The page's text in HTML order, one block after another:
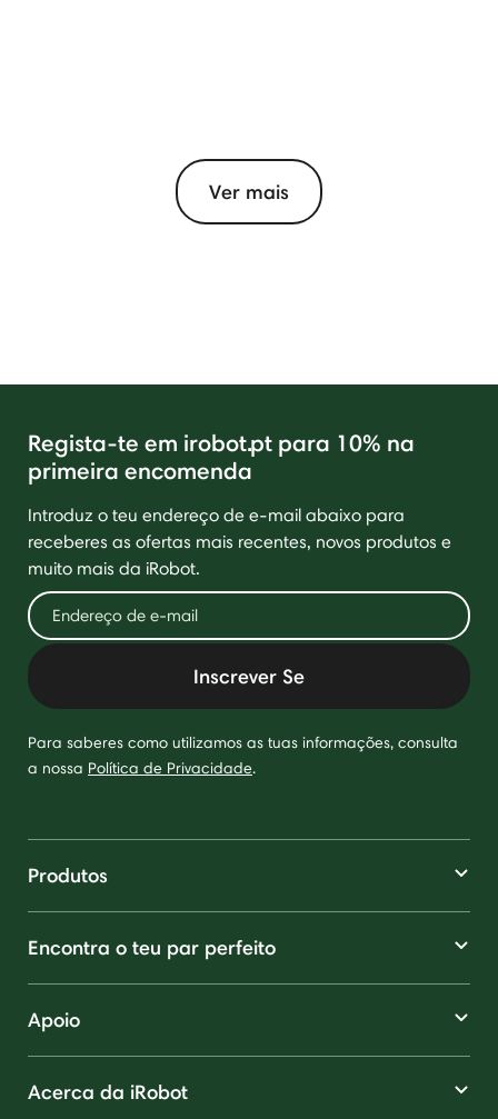
Ver mais
Regista-te em irobot.pt para 10% na
primeira encomenda
Introduz o teu endereço de e-mail abaixo para
receberes as ofertas mais recentes, novos produtos e
muito mais da iRobot.
Inscrever Se
Para saberes como utilizamos as tuas informações, consulta
a nossa Política de Privacidade.
Produtos
Encontra o teu par perfeito
Apoio
Acerca da iRobot